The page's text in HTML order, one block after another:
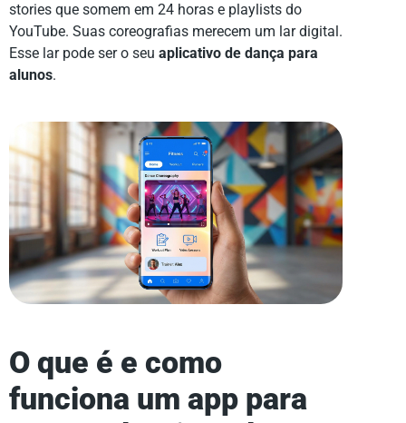
stories que somem em 24 horas e playlists do
YouTube. Suas coreografias merecem um lar digital.
Esse lar pode ser o seu aplicativo de dança para
alunos.
O que é e como
funciona um app para